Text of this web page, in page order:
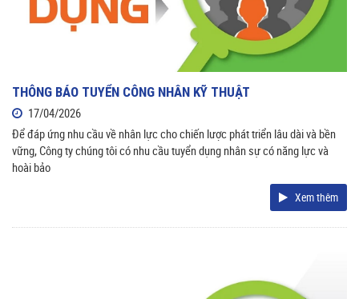
THÔNG BÁO TUYỂN CÔNG NHÂN KỸ THUẬT
17/04/2026
Để đáp ứng nhu cầu về nhân lực cho chiến lược phát triển lâu dài và bền
vững, Công ty chúng tôi có nhu cầu tuyển dụng nhân sự có năng lực và
hoài bảo
Xem thêm